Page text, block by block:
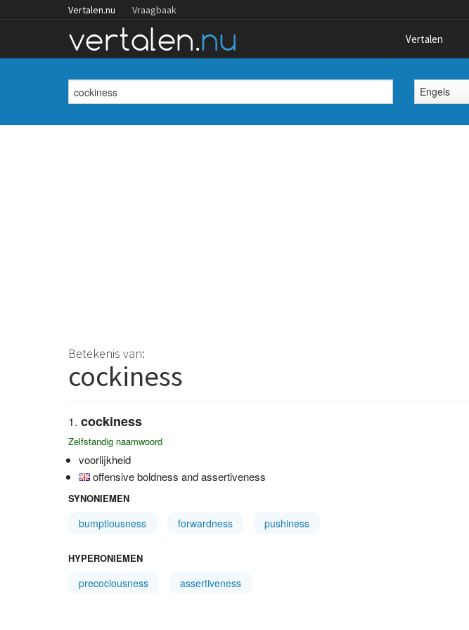
Vertalen.nu Vraagbaak
Vertalen
Engels
Betekenis van:
cockiness
cockiness
Zelfstandig naamwoord
voorlijkheid
offensive boldness and assertiveness
SYNONIEMEN
bumptiousness forwardness pushiness
HYPERONIEMEN
precociousness assertiveness